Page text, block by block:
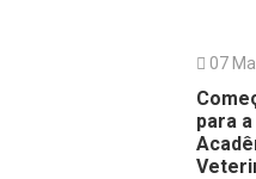
07
para